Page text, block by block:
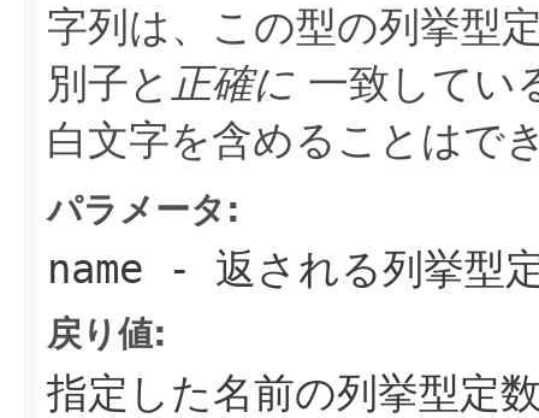
字列は、この型の列挙型
別子と 正確に 一致してい
白文字を含めることはで
パラメータ:
name - 返される列挙型
戻り値:
指定した名前の列挙型定